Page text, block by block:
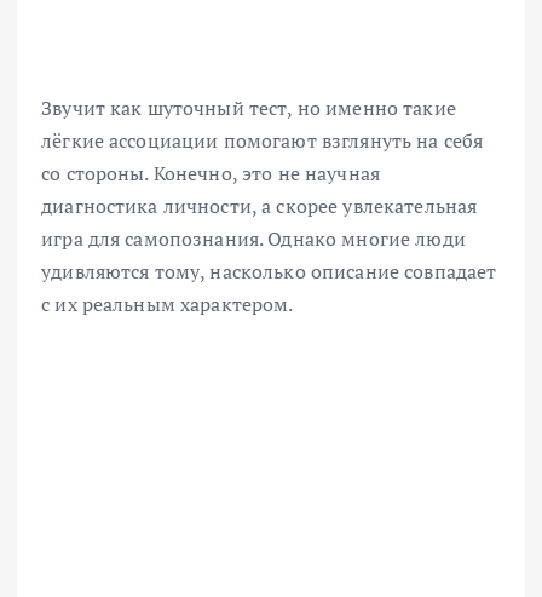
Звучит как шуточный тест, но именно такие
лёгкие ассоциации помогают взглянуть на себя
со стороны. Конечно, это не научная
диагностика личности, а скорее увлекательная
игра для самопознания. Однако многие люди
удивляются тому, насколько описание совпадает
с их реальным характером.